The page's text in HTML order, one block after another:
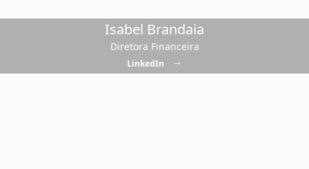
Isabel Brandaia
Diretora Financeira
LinkedIn